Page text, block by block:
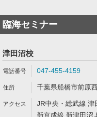
臨海セミナー
津田沼校
047-455-4159
千葉県船橋市前原
JR中央・総武線
新京成線 新津田沼